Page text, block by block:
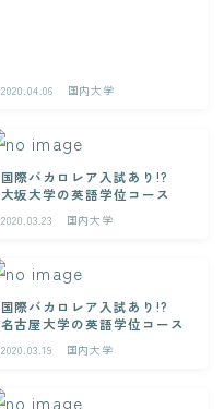
2020.04.06 国内大学
国際バカロレア入試あり!?
大坂大学の英語学位コース
2020.03.23 国内大学
国際バカロレア入試あり!?
名古屋大学の英語学位コース
2020.03.19 国内大学